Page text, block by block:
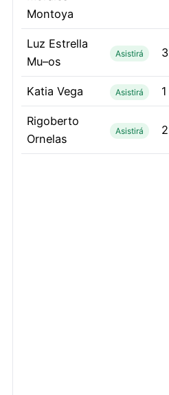
Montoya
Luz Estrella
Mu–os
Asistirá 3
Katia Vega Asistirá 1
Rigoberto
Ornelas
Asistirá 2